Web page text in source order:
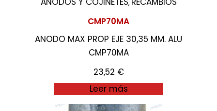
,
CMP70MA
ANODO MAX PROP EJE 30,35 MM. ALU
CMP70MA
23,52 €
Leer más